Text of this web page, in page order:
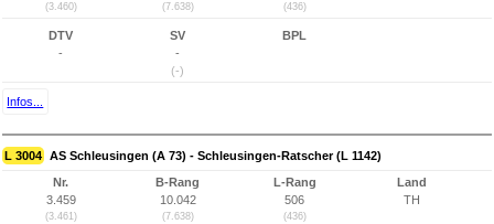
(3.460) (7.638) (436)
DTV
-
SV
-
(-)
BPL
Infos...
L 3004 AS Schleusingen (A 73) - Schleusingen-Ratscher (L 1142)
Nr.
3.459
(3.461)
B-Rang
10.042
(7.638)
L-Rang
506
(436)
Land
TH